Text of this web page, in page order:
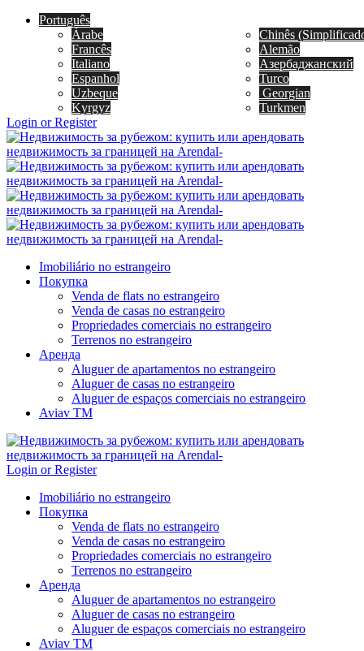
Português
Árabe
Chinês
Francês
Alemão
Italiano
Азербаджанский
Espanhol
Turco
Uzbeque
Georgian
Kyrgyz
Turkmen
Login or Register
Imobiliário no estrangeiro
Покупка
Venda de flats no estrangeiro
Venda de casas no estrangeiro
Propriedades comerciais no estrangeiro
Terrenos no estrangeiro
Аренда
Aluguer de apartamentos no estrangeiro
Aluguer de casas no estrangeiro
Aluguer de espaços comerciais no estrangeiro
Aviav TM
Login or Register
Imobiliário no estrangeiro
Покупка
Venda de flats no estrangeiro
Venda de casas no estrangeiro
Propriedades comerciais no estrangeiro
Terrenos no estrangeiro
Аренда
Aluguer de apartamentos no estrangeiro
Aluguer de casas no estrangeiro
Aluguer de espaços comerciais no estrangeiro
Aviav TM